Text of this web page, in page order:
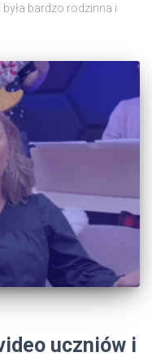
bardzo rodzinna i
uczniów i